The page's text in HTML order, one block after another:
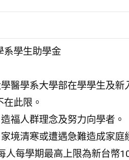
系學生助學金
醫學系大學部在學學生及
此限。
福人群理念及努力向學者。
境清寒或遭遇急難造成家庭
人每學期最高上限為新台幣